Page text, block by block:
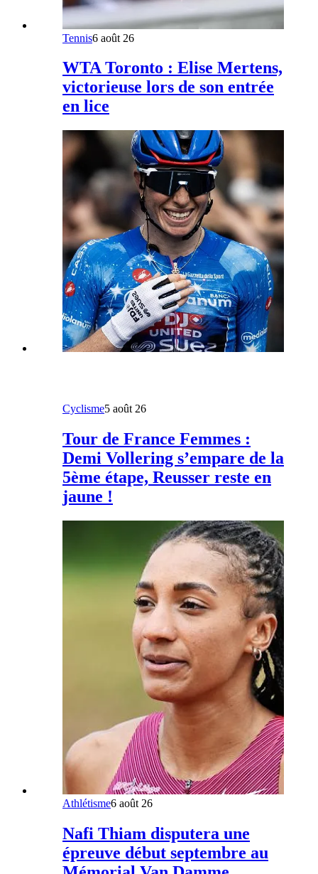
Tennis6 août 26
WTA Toronto : Elise Mertens,
victorieuse lors de son entrée
en lice
Cyclisme5 août 26
Tour de France Femmes :
Demi Vollering s’empare de la
5ème étape, Reusser reste en
jaune !
Athlétisme6 août 26
Nafi Thiam disputera une
épreuve début septembre au